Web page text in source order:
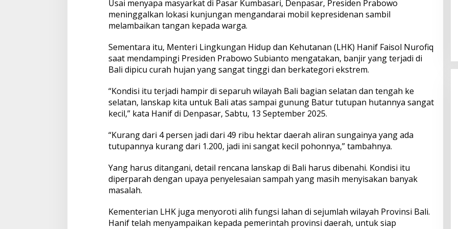
i
L
H
e
b
u
B
n
j
r
A
k
b
a
u
r
a
Usai menyapa masyarkat di Pasar Kumbasari, Denpasar, Presiden Prabowo
meninggalkan lokasi kunjungan mengandarai mobil kepresidenan sambil
melambaikan tangan kepada warga.
Sementara itu, Menteri Lingkungan Hidup dan Kehutanan (LHK) Hanif Faisol Nurofiq
saat mendampingi Presiden Prabowo Subianto mengatakan, banjir yang terjadi di
Bali dipicu curah hujan yang sangat tinggi dan berkategori ekstrem.
“Kondisi itu terjadi hampir di separuh wilayah Bali bagian selatan dan tengah ke
selatan, lanskap kita untuk Bali atas sampai gunung Batur tutupan hutannya sangat
kecil,” kata Hanif di Denpasar, Sabtu, 13 September 2025.
“Kurang dari 4 persen jadi dari 49 ribu hektar daerah aliran sungainya yang ada
tutupannya kurang dari 1.200, jadi ini sangat kecil pohonnya,” tambahnya.
Yang harus ditangani, detail rencana lanskap di Bali harus dibenahi. Kondisi itu
diperparah dengan upaya penyelesaian sampah yang masih menyisakan banyak
masalah.
Kementerian LHK juga menyoroti alih fungsi lahan di sejumlah wilayah Provinsi Bali.
Hanif telah menyampaikan kepada pemerintah provinsi daerah, untuk siap
Perkuat Ekosistem Pariwisata
Dibuka di KEK Kura Kura